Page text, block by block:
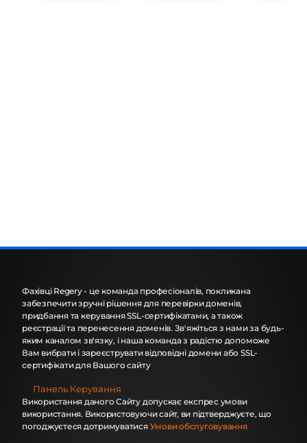
Фахівці Regery - це команда професіоналів, покликана
забезпечити зручні рішення для перевірки доменів,
придбання та керування SSL-сертифікатами, а також
реєстрації та перенесення доменів. Зв'яжіться з нами за будь-
яким каналом зв'язку, і наша команда з радістю допоможе
Вам вибрати і зареєструвати відповідні домени або SSL-
сертифікати для Вашого сайту
Панель Керування
Використання даного Сайту допускає експрес умови
використання. Використовуючи сайт, ви підтверджуєте, що
погоджуєтеся дотримуватися Умови обслуговування